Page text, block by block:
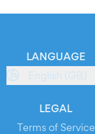
LANGUAGE
English (GB)
LEGAL
Terms of Service